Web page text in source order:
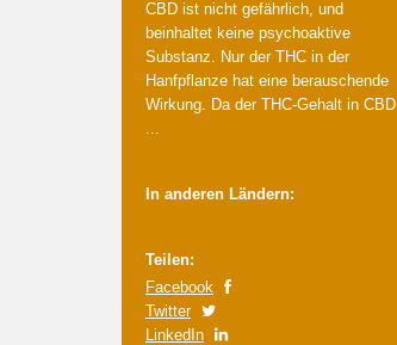
CBD ist nicht gefährlich, und
beinhaltet keine psychoaktive
Substanz. Nur der THC in der
Hanfpflanze hat eine berauschende
Wirkung. Da der THC-Gehalt in CBD
...
In anderen Ländern:
Teilen:
Facebook
Twitter
LinkedIn